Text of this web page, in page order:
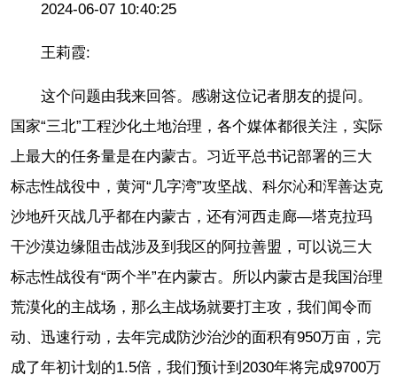
2024-06-07 10:40:25
王莉霞:
这个问题由我来回答。感谢这位记者朋友的提问。
国家“三北”工程沙化土地治理，各个媒体都很关注，实际
上最大的任务量是在内蒙古。习近平总书记部署的三大
标志性战役中，黄河“几字湾”攻坚战、科尔沁和浑善达克
沙地歼灭战几乎都在内蒙古，还有河西走廊—塔克拉玛
干沙漠边缘阻击战涉及到我区的阿拉善盟，可以说三大
标志性战役有“两个半”在内蒙古。所以内蒙古是我国治理
荒漠化的主战场，那么主战场就要打主攻，我们闻令而
动、迅速行动，去年完成防沙治沙的面积有950万亩，完
成了年初计划的1.5倍，我们预计到2030年将完成9700万